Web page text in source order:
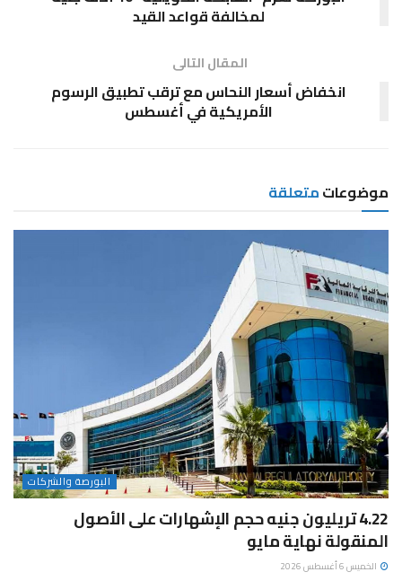
لمخالفة قواعد القيد
المقال التالى
انخفاض أسعار النحاس مع ترقب تطبيق الرسوم
الأمريكية في أغسطس
موضوعاتمتعلقة
البورصة والشركات
4.22 تريليون جنيه حجم الإشهارات على الأصول
المنقولة نهاية مايو
الخميس 6 أغسطس 2026